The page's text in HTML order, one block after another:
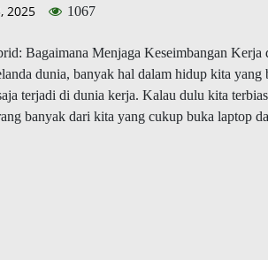
2025 1067
Bagaimana Menjaga Keseimbangan Kerja
dunia, banyak hal dalam hidup kita yang
terjadi di dunia kerja. Kalau dulu kita
banyak dari kita yang cukup buka laptop